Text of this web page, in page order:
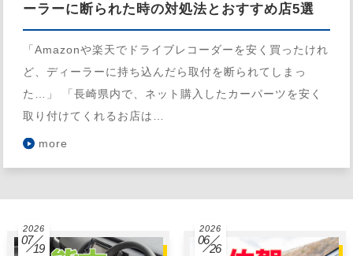
ーラーに断られた時の対処法とおすすめ店5選
「Amazonや楽天でドライブレコーダーを安く買ったけれ
ど、ディーラーに持ち込んだら取付を断られてしまっ
た…」 「長崎県内で、ネット購入したカーパーツを安く
取り付けてくれるお店は…
more
2026
07
19
2026
06
26